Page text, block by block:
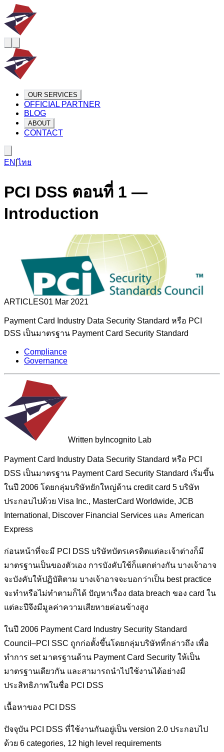
OUR SERVICES
OFFICIAL PARTNER
BLOG
ABOUT
CONTACT
EN |ไทย
PCI DSS ตอนที่ 1 —
Introduction
ARTICLES01 Mar 2021
Payment Card Industry Data Security Standard หรือ PCI
DSS เป็นมาตรฐาน Payment Card Security Standard
Compliance
Governance
Written by Incognito Lab
Payment Card Industry Data Security Standard หรือ PCI
DSS เป็นมาตรฐาน Payment Card Security Standard เริ่มขึ้น
ในปี 2006 โดยกลุ่มบริษัทยักใหญ่ด้าน credit card 5 บริษัท
ประกอบไปด้วย Visa Inc., MasterCard Worldwide, JCB
International, Discover Financial Services และ American
Express
ก่อนหน้าที่จะมี PCI DSS บริษัทบัตรเครดิตแต่ละเจ้าต่างก็มี
มาตรฐานเป็นของตัวเอง การบังคับใช้ก็แตกต่างกัน บางเจ้าอาจ
จะบังคับให้ปฏิบัติตาม บางเจ้าอาจจะบอกว่าเป็น best practice
จะทำหรือไม่ทำตามก็ได้ ปัญหาเรื่อง data breach ของ card ใน
แต่ละปีจึงมีมูลค่าความเสียหายค่อนข้างสูง
ในปี 2006 Payment Card Industry Security Standard
Council–PCI SSC ถูกก่อตั้งขึ้นโดยกลุ่มบริษัทที่กล่าวถึง เพื่อ
ทำการ set มาตรฐานด้าน Payment Card Security ให้เป็น
มาตรฐานเดียวกัน และสามารถนำไปใช้งานได้อย่างมี
ประสิทธิภาพในชื่อ PCI DSS
เนื้อหาของ PCI DSS
ปัจจุบัน PCI DSS ที่ใช้งานกันอยู่เป็น version 2.0 ประกอบไป
ด้วย 6 categories, 12 high level requirements